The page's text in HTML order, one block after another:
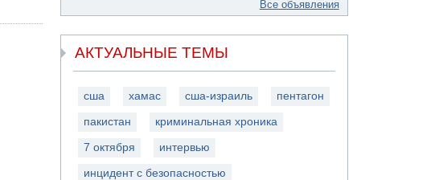
Все объявления
АКТУАЛЬНЫЕ ТЕМЫ
сша хамас сша-израиль пентагон
пакистан криминальная хроника
7 октября интервью
инцидент с безопасностью